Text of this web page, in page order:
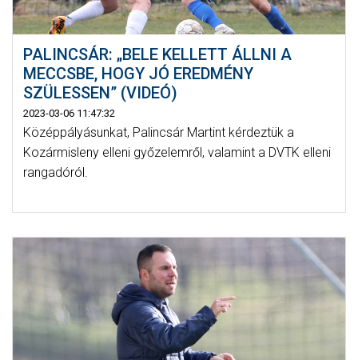
PALINCSÁR: „BELE KELLETT ÁLLNI A
MECCSBE, HOGY JÓ EREDMÉNY
SZÜLESSEN” (VIDEÓ)
2023-03-06 11:47:32
Középpályásunkat, Palincsár Martint kérdeztük a
Kozármisleny elleni győzelemről, valamint a DVTK elleni
rangadóról.